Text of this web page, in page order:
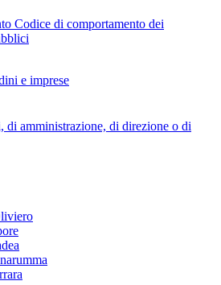
Codice di comportamento dei
e imprese
amministrazione, di direzione o di